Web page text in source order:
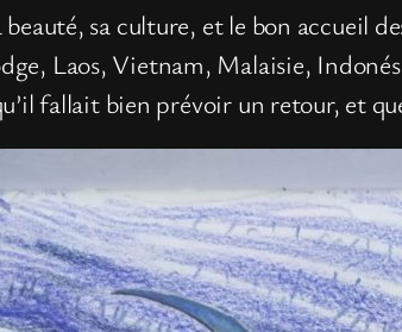
beauté, sa culture, et le bon accueil
Laos, Vietnam, Malaisie,
fallait bien prévoir un retour, et